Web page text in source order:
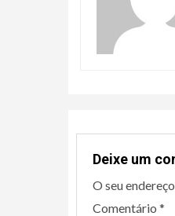
Deixe um
O seu
Comentário *